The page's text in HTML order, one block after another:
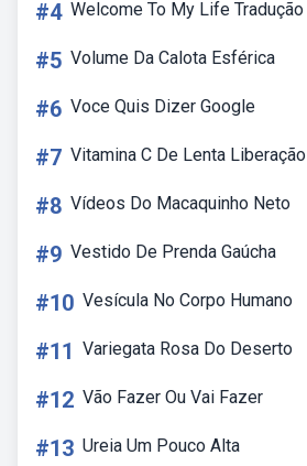
#4 Welcome To My Life Tradução
#5 Volume Da Calota Esférica
#6 Voce Quis Dizer Google
#7 Vitamina C De Lenta Liberação
#8 Vídeos Do Macaquinho Neto
#9 Vestido De Prenda Gaúcha
#10 Vesícula No Corpo Humano
#11 Variegata Rosa Do Deserto
#12 Vão Fazer Ou Vai Fazer
#13 Ureia Um Pouco Alta